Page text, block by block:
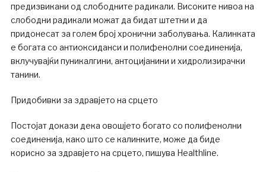
предизвикани од слободните радикали. Високите нивоа на
слободни радикали можат да бидат штетни и да
придонесат за голем број хронични заболувања. Калинката
е богата со антиоксиданси и полифенолни соединенија,
вклучувајќи пуникалгини, антоцијанини и хидролизирачки
танини.
Придобивки за здравјето на срцето
Постојат докази дека овошјето богато со полифенолни
соединенија, како што се калинките, може да биде
корисно за здравјето на срцето, пишува Healthline.